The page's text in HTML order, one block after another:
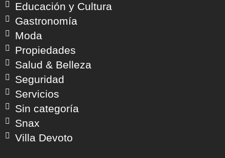
Educación y Cultura
Gastronomía
Moda
Propiedades
Salud & Belleza
Seguridad
Servicios
Sin categoría
Snax
Villa Devoto